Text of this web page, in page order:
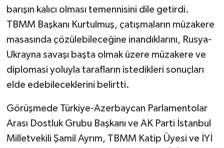
barışın kalıcı olması temennisini dile getirdi.
TBMM Başkanı Kurtulmuş, çatışmaların müzakere
masasında çözülebileceğine inandıklarını, Rusya-
Ukrayna savaşı başta olmak üzere müzakere ve
diplomasi yoluyla tarafların istedikleri sonuçları
elde edebileceklerini belirtti.
Görüşmede Türkiye-Azerbaycan Parlamentolar
Arası Dostluk Grubu Başkanı ve AK Parti İstanbul
Milletvekili Şamil Ayrım, TBMM Katip Üyesi ve İYİ